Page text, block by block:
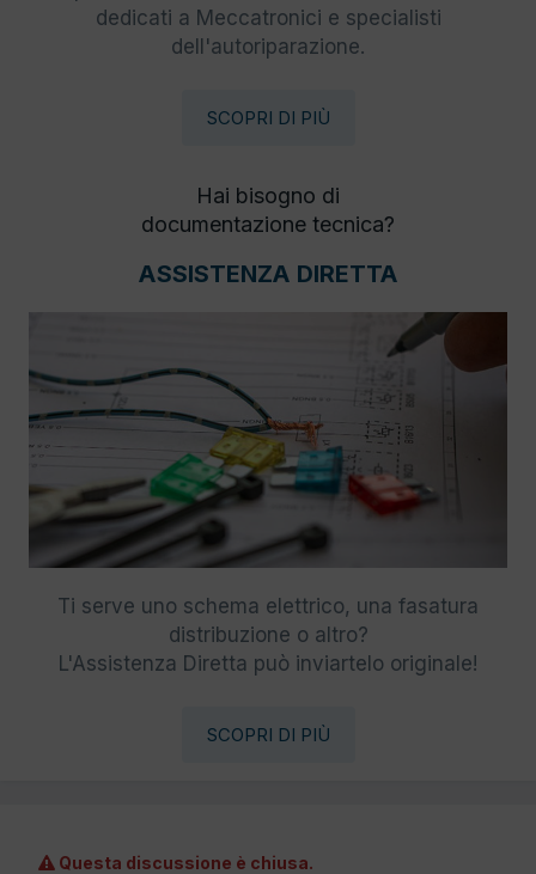
dedicati a Meccatronici e specialisti
dell'autoriparazione.
SCOPRI DI PIÙ
Hai bisogno di
documentazione tecnica?
ASSISTENZA DIRETTA
Ti serve uno schema elettrico, una fasatura
distribuzione o altro?
L'Assistenza Diretta può inviartelo originale!
SCOPRI DI PIÙ
Questa discussione è chiusa.